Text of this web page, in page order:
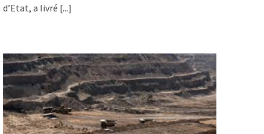
d’Etat, a livré [...]